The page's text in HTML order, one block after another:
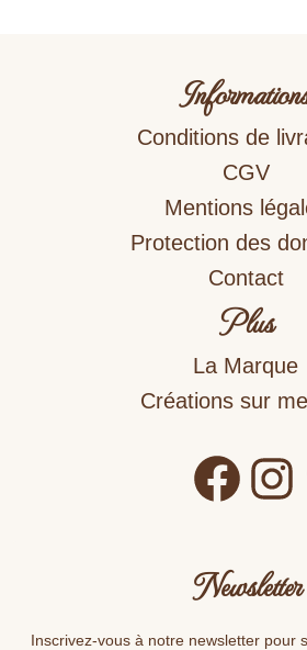
Newsletter
Inscrivez-vous à notre newsletter pour
Conditions de
CGV
Mentions
Protection des
Contact
Plus
La Marque
Créations sur